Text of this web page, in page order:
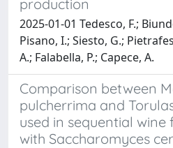
production
2025-01-01 Tedesco, F.;
Pisano, I.; Siesto, G.;
A.; Falabella, P.; Capece, A.
Comparison between
pulcherrima and
used in sequential
with Saccharomyces